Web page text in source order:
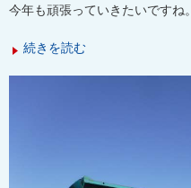
今年も頑張っていきたいですね。
続きを読む